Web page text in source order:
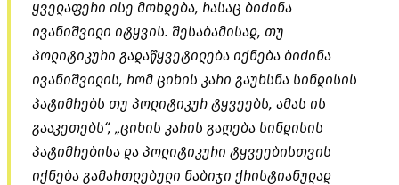
ყველაფერი ისე მოხდება, რასაც ბიძინა
ივანიშვილი იტყვის. შესაბამისად, თუ
პოლიტიკური გადაწყვეტილება იქნება ბიძინა
ივანიშვილის, რომ ციხის კარი გაუხსნა სინდისის
პატიმრებს თუ პოლიტიკურ ტყვეებს, ამას ის
გააკეთებს“, „ციხის კარის გაღება სინდისის
პატიმრებისა და პოლიტიკური ტყვეებისთვის
იქნება გამართლებული ნაბიჯი ქრისტიანულად